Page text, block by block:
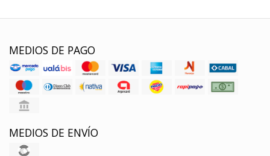
MEDIOS DE PAGO
MEDIOS DE ENVÍO